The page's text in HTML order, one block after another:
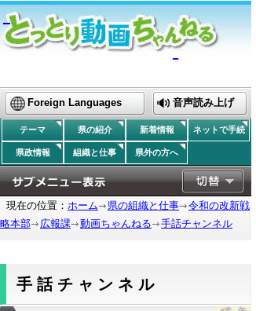
_
Foreign Languages 音声読み上げ
テーマ 県の紹介 新着情報 ネットで手続
県政情報 組織と仕事 県外の方へ
現在の位置： ホーム 県の組織と仕事
令和の改新戦
略本部
広報課 動画ちゃんねる 手話チャンネル
手話チャンネル